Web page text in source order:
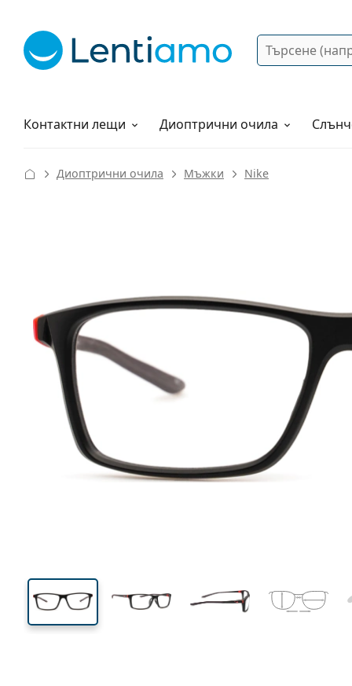
Търсене
Контактни лещи
Разтвори Диоптрични очила
Как да поръчам?
Диоптрични очила Мъжки Nike
Ширина
35 mm
Височина на стъклото Ширина на стъклото
Ширина
на